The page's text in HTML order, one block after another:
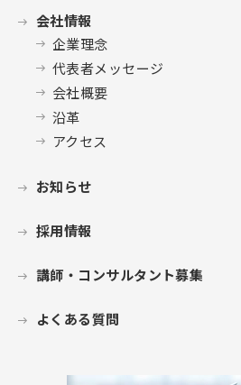
会社情報
企業理念
代表者メッセージ
会社概要
沿革
アクセス
お知らせ
採用情報
講師・コンサルタント募集
よくある質問